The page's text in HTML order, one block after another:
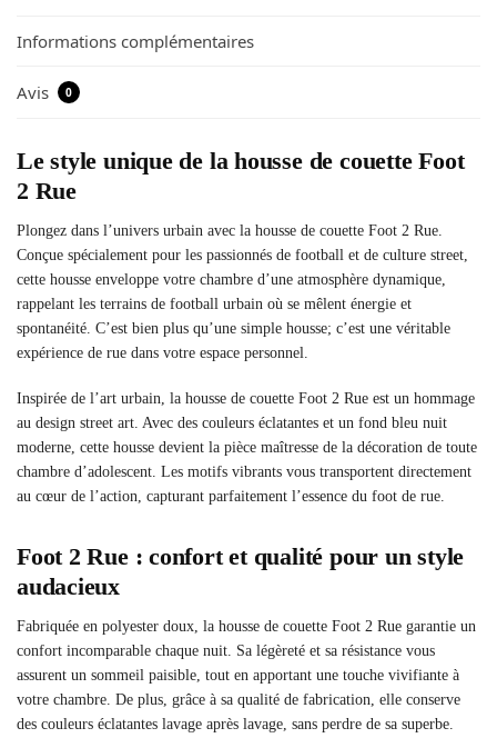
Informations complémentaires
Avis 0
Le style unique de la housse de couette Foot
2 Rue
Plongez dans l’univers urbain avec la housse de couette Foot 2 Rue.
Conçue spécialement pour les passionnés de football et de culture street,
cette housse enveloppe votre chambre d’une atmosphère dynamique,
rappelant les terrains de football urbain où se mêlent énergie et
spontanéité. C’est bien plus qu’une simple housse; c’est une véritable
expérience de rue dans votre espace personnel.
Inspirée de l’art urbain, la housse de couette Foot 2 Rue est un hommage
au design street art. Avec des couleurs éclatantes et un fond bleu nuit
moderne, cette housse devient la pièce maîtresse de la décoration de toute
chambre d’adolescent. Les motifs vibrants vous transportent directement
au cœur de l’action, capturant parfaitement l’essence du foot de rue.
Foot 2 Rue : confort et qualité pour un style
audacieux
Fabriquée en polyester doux, la housse de couette Foot 2 Rue garantie un
confort incomparable chaque nuit. Sa légèreté et sa résistance vous
assurent un sommeil paisible, tout en apportant une touche vivifiante à
votre chambre. De plus, grâce à sa qualité de fabrication, elle conserve
des couleurs éclatantes lavage après lavage, sans perdre de sa superbe.